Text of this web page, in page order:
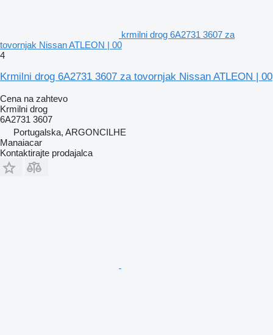
krmilni drog 6A2731 3607 za
tovornjak Nissan ATLEON | 00
4
Krmilni drog 6A2731 3607 za tovornjak Nissan ATLEON | 00
Cena na zahtevo
Krmilni drog
6A2731 3607
Portugalska, ARGONCILHE
Manaiacar
Kontaktirajte prodajalca